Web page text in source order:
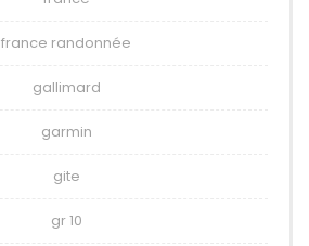
france randonnée
gallimard
garmin
gite
gr 10